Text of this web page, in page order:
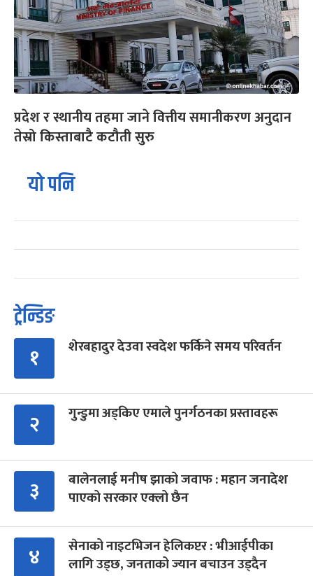
प्रदेश र स्थानीय तहमा जाने वित्तीय समानीकरण अनुदान
तेस्रो किस्ताबाटै कटौती सुरु
यो पनि
ट्रेन्डिङ
१ शेरबहादुर देउवा स्वदेश फर्किने समय परिवर्तन
२ गुन्डुमा अड्किए एमाले पुनर्गठनका प्रस्तावहरू
३
बालेनलाई मनीष झाको जवाफ : महान जनादेश
पाएको सरकार एक्लो छैन
४
सेनाको नाइटभिजन हेलिकप्टर : भीआईपीका
लागि उड्छ, जनताको ज्यान बचाउन उड्दैन